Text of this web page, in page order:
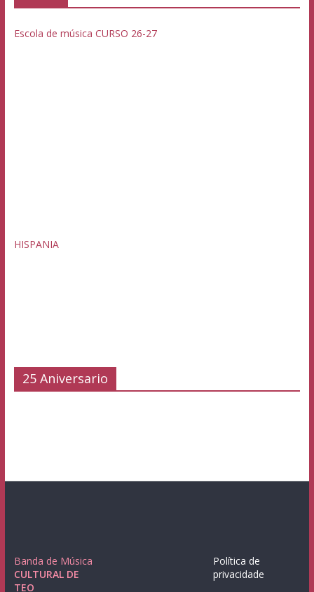
Escola de música CURSO 26-27
HISPANIA
25 Aniversario
Banda de Música
CULTURAL DE
TEO
Política de
privacidade